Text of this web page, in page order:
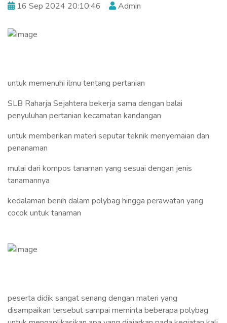
16 Sep 2024 20:10:46 Admin
untuk memenuhi ilmu tentang pertanian
SLB Raharja Sejahtera bekerja sama dengan balai
penyuluhan pertanian kecamatan kandangan
untuk memberikan materi seputar teknik menyemaian dan
penanaman
mulai dari kompos tanaman yang sesuai dengan jenis
tanamannya
kedalaman benih dalam polybag hingga perawatan yang
cocok untuk tanaman
peserta didik sangat senang dengan materi yang
disampaikan tersebut sampai meminta beberapa polybag